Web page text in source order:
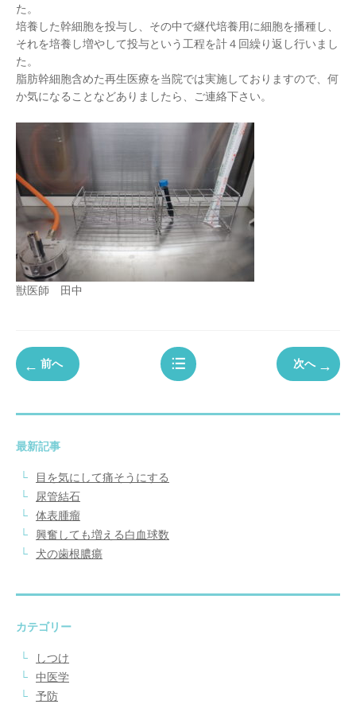
た。
培養した幹細胞を投与し、その中で継代培養用に細胞を播種し、
それを培養し増やして投与という工程を計４回繰り返し行いまし
た。
脂肪幹細胞含めた再生医療を当院では実施しておりますので、何
か気になることなどありましたら、ご連絡下さい。
獣医師 田中
前へ 次へ
最新記事
目を気にして痛そうにする
尿管結石
体表腫瘤
興奮しても増える白血球数
犬の歯根膿瘍
カテゴリー
しつけ
中医学
予防